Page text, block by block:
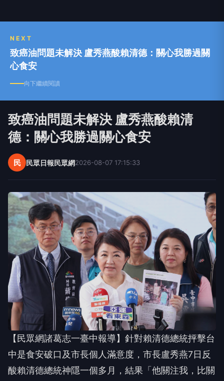
NEXT
致癌油問題未解決 盧秀燕酸賴清德：關心我勝過關
心食安
向下繼續閱讀
致癌油問題未解決 盧秀燕酸賴清
德：關心我勝過關心食安
民 民眾日報民眾網2026-08-07 17:15:33
【民眾網諸葛志一臺中報導】針對賴清德總統抨擊台
中是食安破口及市長個人滿意度，市長盧秀燕7日反
酸賴清德總統神隱一個多月，結果「他關注我，比關